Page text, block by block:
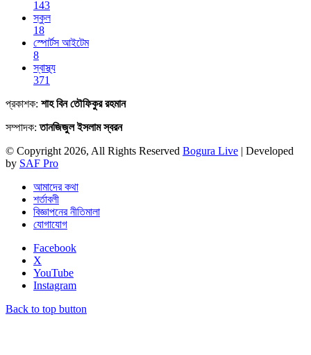
143
স্কুল
18
স্পোর্টস আইটেম
8
স্বাস্থ্য
371
প্রকাশক: শাহ বিন তৌফিকুর রহমান
সম্পাদক:তানজিজুল ইসলাম স্বরন
© Copyright 2026, All Rights Reserved Bogura Live | Developed
by SAF Pro
আমাদের কথা
শর্তাবলী
বিজ্ঞাপনের নীতিমালা
যোগাযোগ
Facebook
X
YouTube
Instagram
Back to top button